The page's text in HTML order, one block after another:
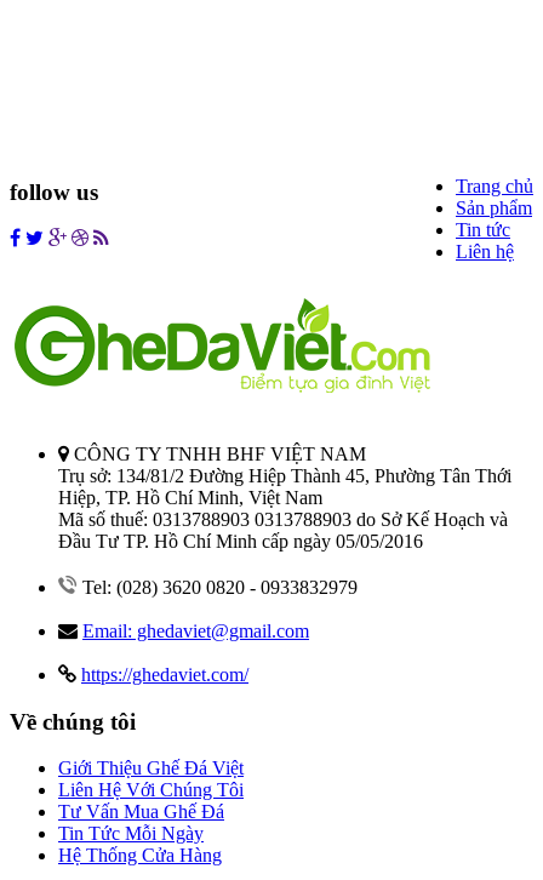
follow us
Trang chủ
Sản phẩm
Tin tức
Liên hệ
CÔNG TY TNHH BHF VIỆT NAM
Trụ sở: 134/81/2 Đường Hiệp Thành 45, Phường Tân Thới
Hiệp, TP. Hồ Chí Minh, Việt Nam
Mã số thuế: 0313788903 0313788903 do Sở Kế Hoạch và
Đầu Tư TP. Hồ Chí Minh cấp ngày 05/05/2016
Tel: (028) 3620 0820 - 0933832979
Email: ghedaviet@gmail.com
https://ghedaviet.com/
Về chúng tôi
Giới Thiệu Ghế Đá Việt
Liên Hệ Với Chúng Tôi
Tư Vấn Mua Ghế Đá
Tin Tức Mỗi Ngày
Hệ Thống Cửa Hàng